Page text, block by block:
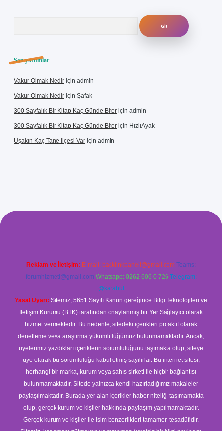
Son yorumlar
Vakur Olmak Nedir için admin
Vakur Olmak Nedir için Şafak
300 Sayfalık Bir Kitap Kaç Günde Biter için admin
300 Sayfalık Bir Kitap Kaç Günde Biter için HızlıAyak
Uşakın Kaç Tane Ilçesi Var için admin
giriş
Reklam ve İletişim: E-mail: backlinkpaneli@gmail.com Teams:
forumhizmeti@gmail.com Whatsapp: 0262 606 0 726 Telegram:
@karabul
Yasal Uyarı: Sitemiz, 5651 Sayılı Kanun gereğince Bilgi Teknolojileri ve
İletişim Kurumu (BTK) tarafından onaylanmış bir Yer Sağlayıcı olarak
hizmet vermektedir. Bu nedenle, sitedeki içerikleri proaktif olarak
denetleme veya araştırma yükümlülüğümüz bulunmamaktadır. Ancak,
üyelerimiz yazdıkları içeriklerin sorumluluğunu taşımakta olup, siteye
üye olarak bu sorumluluğu kabul etmiş sayılırlar. Bu internet sitesi,
herhangi bir marka, kurum veya şahıs şirketi ile hiçbir bağlantısı
bulunmamaktadır. Sitede yalnızca kendi hazırladığımız makaleler
paylaşılmaktadır. Burada yer alan içerikler haber niteliği taşımamakta
olup, gerçek kurum ve kişiler hakkında paylaşım yapılmamaktadır.
Gerçek kurum ve kişiler ile isim benzerlikleri tamamen tesadüfidir.